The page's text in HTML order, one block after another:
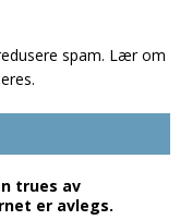
spam. Lær om
.
trues av
er avlegs.